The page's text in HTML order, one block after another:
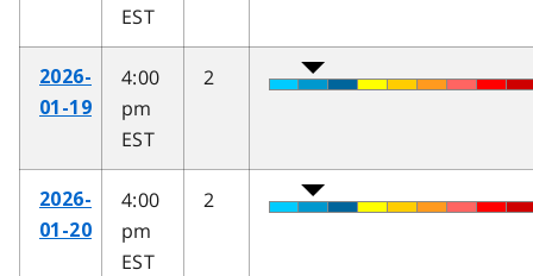
EST
2026-
01-19
4:00
pm
EST
2
2026-
01-20
4:00
pm
EST
2